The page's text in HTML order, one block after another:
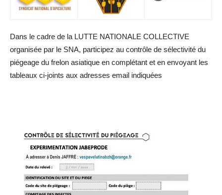
Dans le cadre de la LUTTE NATIONALE COLLECTIVE
organisée par le SNA, participez au contrôle de sélectivité du
piégeage du frelon asiatique en complétant et en envoyant les
tableaux ci-joints aux adresses email indiquées